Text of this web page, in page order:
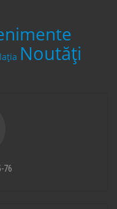
Noutăți
76